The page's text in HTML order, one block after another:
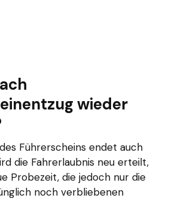
wieder
Führerscheins endet auch
die Fahrerlaubnis neu erteilt,
Probezeit, die jedoch nur die
noch verbliebenen